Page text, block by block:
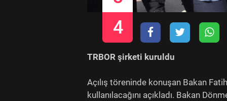
4
TRBOR şirketi kuruldu
Açılış töreninde konuşan Bakan
kullanılacağını açıkladı. Bakan